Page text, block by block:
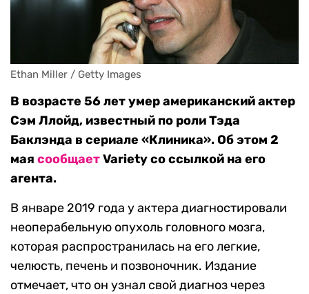
Ethan Miller / Getty Images
В возрасте 56 лет умер американский актер
Сэм Ллойд, известный по роли Тэда
Баклэнда в сериале «Клиника». Об этом 2
мая сообщаетVariety со ссылкой на его
агента.
В январе 2019 года у актера диагностировали
неоперабельную опухоль головного мозга,
которая распространилась на его легкие,
челюсть, печень и позвоночник. Издание
отмечает, что он узнал свой диагноз через